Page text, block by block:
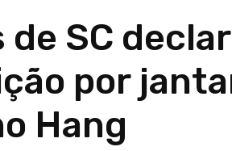
SC
por
Hang